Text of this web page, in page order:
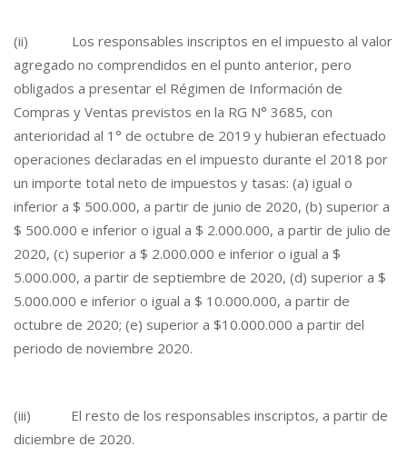
(ii) Los responsables inscriptos en el impuesto al valor
agregado no comprendidos en el punto anterior, pero
obligados a presentar el Régimen de Información de
Compras y Ventas previstos en la RG N° 3685, con
anterioridad al 1° de octubre de 2019 y hubieran efectuado
operaciones declaradas en el impuesto durante el 2018 por
un importe total neto de impuestos y tasas: (a) igual o
inferior a $ 500.000, a partir de junio de 2020, (b) superior a
$ 500.000 e inferior o igual a $ 2.000.000, a partir de julio de
2020, (c) superior a $ 2.000.000 e inferior o igual a $
5.000.000, a partir de septiembre de 2020, (d) superior a $
5.000.000 e inferior o igual a $ 10.000.000, a partir de
octubre de 2020; (e) superior a $10.000.000 a partir del
periodo de noviembre 2020.
(iii) El resto de los responsables inscriptos, a partir de
diciembre de 2020.